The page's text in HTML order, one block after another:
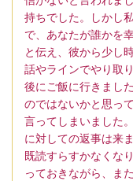
持ちでした。しかし
で、あなたが誰かを
と伝え、彼から少し
話やラインでやり取
後にご飯に行きまし
のではないかと思っ
言ってしまいました
に対しての返事は来
既読すらすかなくな
っておきながら、ま